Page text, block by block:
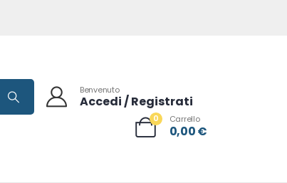
Benvenuto
Accedi / Registrati
0 Carrello
0,00€